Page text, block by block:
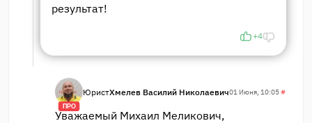
результат!
+4
ПРО
ЮристХмелев Василий Николаевич01 Июня, 10:05#
Уважаемый Михаил Меликович,